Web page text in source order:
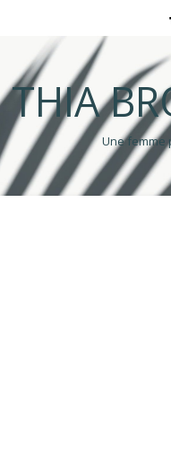
THIA
Une femme